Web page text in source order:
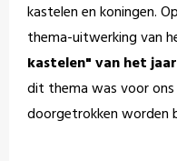
kastelen en koningen.
thema-uitwerking van
kastelen" van het
dit thema was voor
doorgetrokken worden